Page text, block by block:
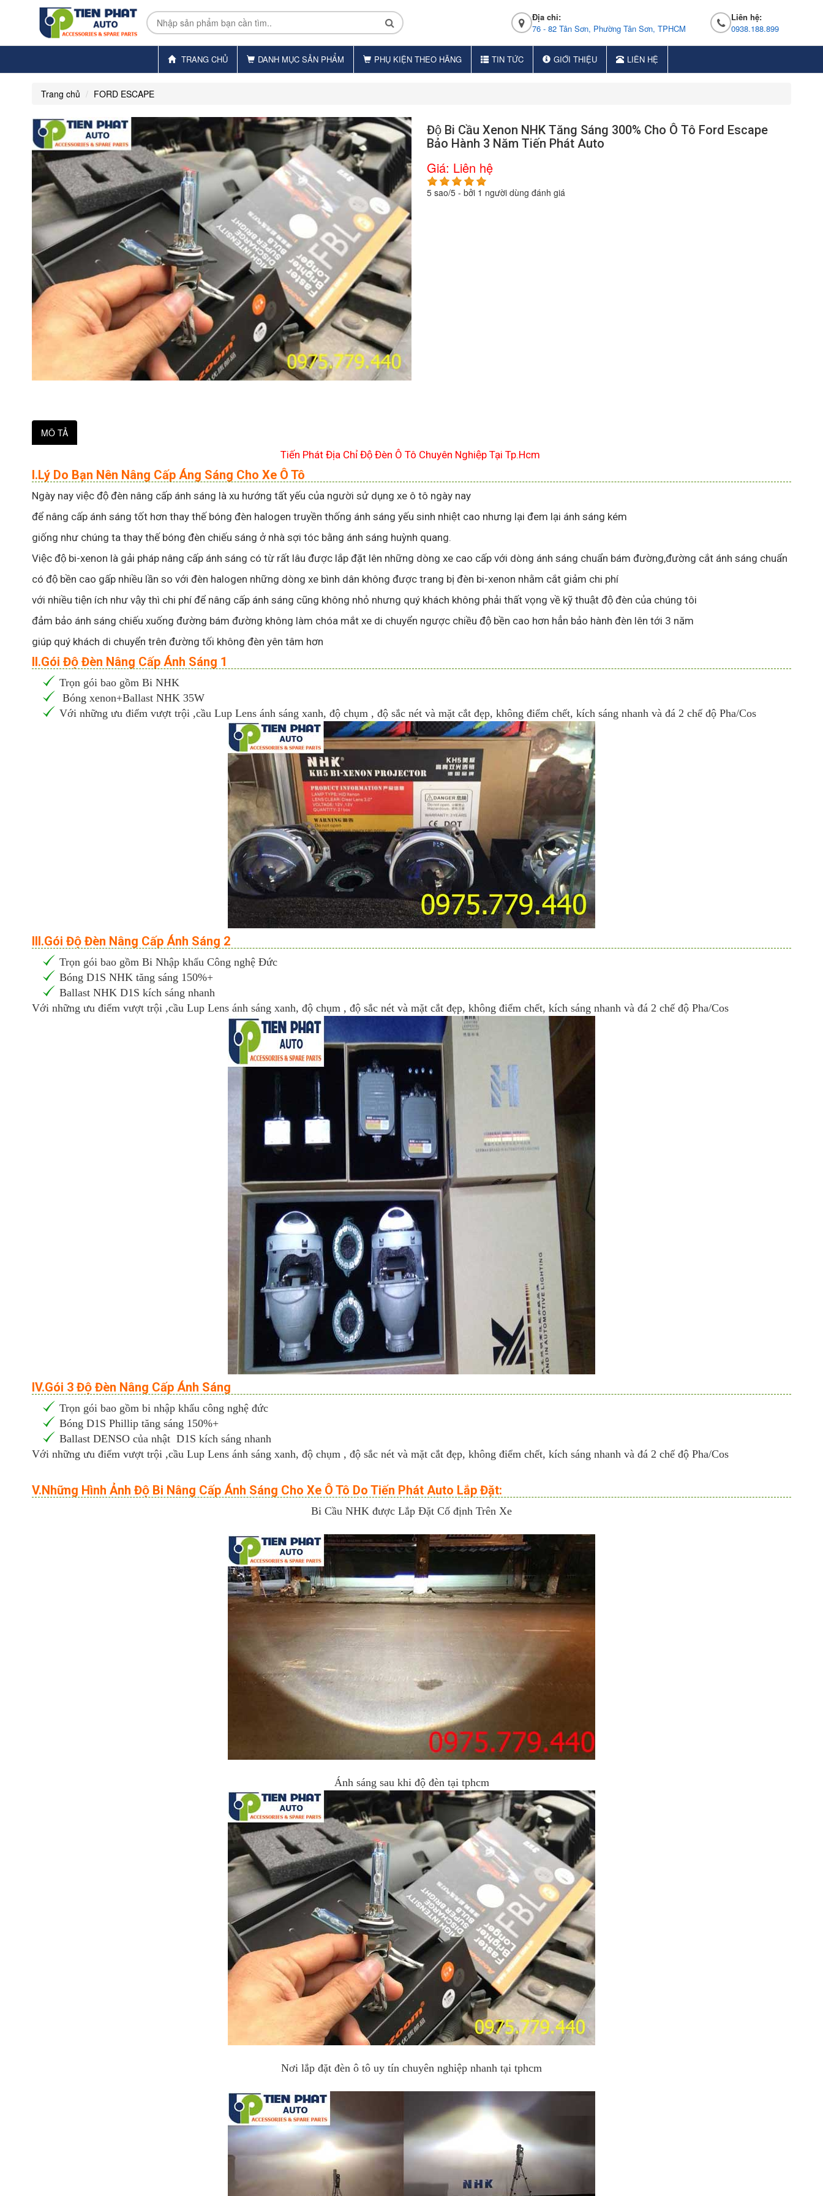
Địa chỉ:
76 - 82 Tân Sơn, Phường Tân Sơn, TPHCM
Liên hệ:
0938.188.899
TRANG CHỦ DANH MỤC SẢN PHẨM PHỤ KIỆN THEO HÃNG TIN TỨC GIỚI THIỆU LIÊN HỆ
Trang chủ FORD ESCAPE
Độ Bi Cầu Xenon NHK Tăng Sáng 300% Cho Ô Tô Ford Escape
Bảo Hành 3 Năm Tiến Phát Auto
Giá: Liên hệ
5sao/5- bởi 1 người dùng đánh giá
MÔ TẢ
Tiến Phát Địa Chỉ Độ Đèn Ô Tô Chuyên Nghiệp Tại Tp.Hcm
I.Lý Do Bạn Nên Nâng Cấp Áng Sáng Cho Xe Ô Tô
Ngày nay việc độ đèn nâng cấp ánh sáng là xu hướng tất yếu của người sử dụng xe ô tô ngày nay
để nâng cấp ánh sáng tốt hơn thay thế bóng đèn halogen truyền thống ánh sáng yếu sinh nhiệt cao nhưng lại đem lại ánh sáng kém
giống như chúng ta thay thế bóng đèn chiếu sáng ở nhà sợi tóc bằng ánh sáng huỳnh quang.
Việc độ bi-xenon là gải pháp nâng cấp ánh sáng có từ rất lâu được lắp đặt lên những dòng xe cao cấp với dòng ánh sáng chuẩn bám đường,đường cắt ánh sáng chuẩn
có độ bền cao gấp nhiều lần so với đèn halogen những dòng xe bình dân không được trang bị đèn bi-xenon nhằm cắt giảm chi phí
với nhiều tiện ích như vậy thì chi phí để nâng cấp ánh sáng cũng không nhỏ nhưng quý khách không phải thất vọng về kỹ thuật độ đèn của chúng tôi
đảm bảo ánh sáng chiếu xuống đường bám đường không làm chóa mắt xe di chuyển ngược chiều độ bền cao hơn hẳn bảo hành đèn lên tới 3 năm
giúp quý khách di chuyển trên đường tối không đèn yên tâm hơn
II.Gói Độ Đèn Nâng Cấp Ánh Sáng 1
Trọn gói bao gồm Bi NHK
Bóng xenon+Ballast NHK 35W
Với những ưu điểm vượt trội ,cầu Lup Lens ánh sáng xanh, độ chụm , độ sắc nét và mặt cắt đẹp, không điểm chết, kích sáng nhanh và đá 2 chế độ Pha/Cos
III.Gói Độ Đèn Nâng Cấp Ánh Sáng 2
Trọn gói bao gồm Bi Nhập khẩu Công nghệ Đức
Bóng D1S NHK tăng sáng 150%+
Ballast NHK D1S kích sáng nhanh
Với những ưu điểm vượt trội ,cầu Lup Lens ánh sáng xanh, độ chụm , độ sắc nét và mặt cắt đẹp, không điểm chết, kích sáng nhanh và đá 2 chế độ Pha/Cos
IV.Gói 3 Độ Đèn Nâng Cấp Ánh Sáng
Trọn gói bao gồm bi nhập khẩu công nghệ đức
Bóng D1S Phillip tăng sáng 150%+
Ballast DENSO của nhật D1S kích sáng nhanh
Với những ưu điểm vượt trội ,cầu Lup Lens ánh sáng xanh, độ chụm , độ sắc nét và mặt cắt đẹp, không điểm chết, kích sáng nhanh và đá 2 chế độ Pha/Cos
V.Những Hình Ảnh Độ Bi Nâng Cấp Ánh Sáng Cho Xe Ô Tô Do Tiến Phát Auto Lắp Đặt:
Bi Cầu NHK được Lắp Đặt Cố định Trên Xe
Ánh sáng sau khi độ đèn tại tphcm
Nơi lắp đặt đèn ô tô uy tín chuyên nghiệp nhanh tại tphcm